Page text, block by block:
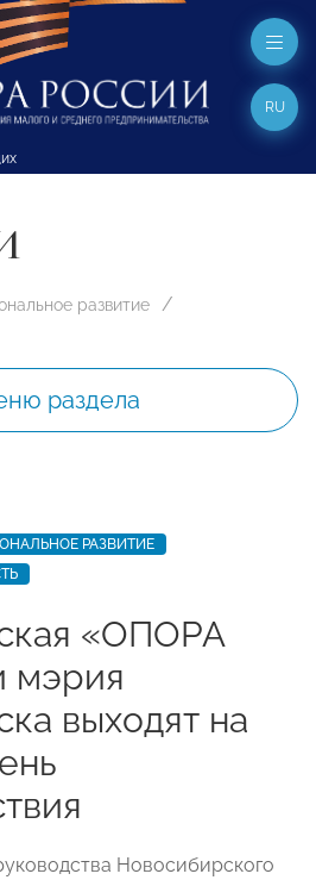
RU
развитие
раздела
РАЗВИТИЕ
«ОПОРА
выходят на
Новосибирского